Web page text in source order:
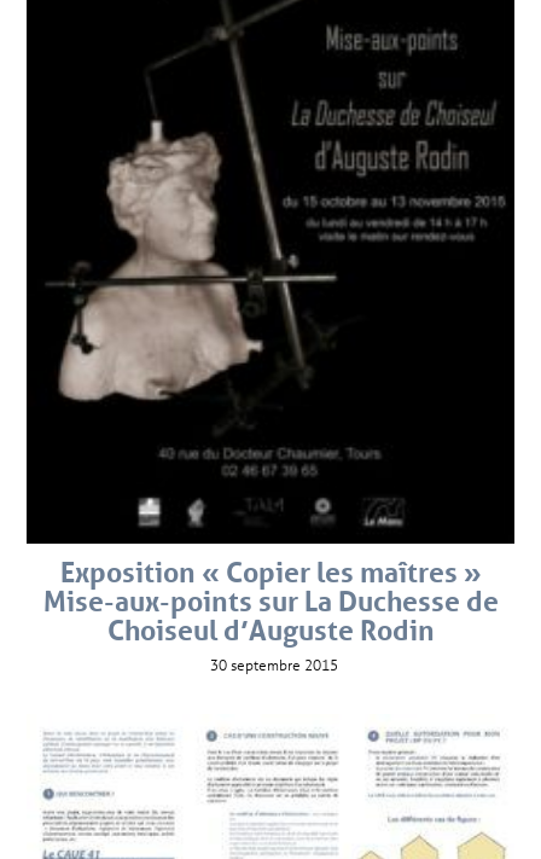
Exposition « Copier les maîtres »
Mise-aux-points sur La Duchesse de
Choiseul d’Auguste Rodin
30 septembre 2015